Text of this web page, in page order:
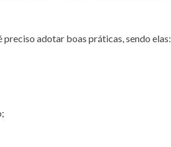
preciso adotar boas práticas, sendo elas: